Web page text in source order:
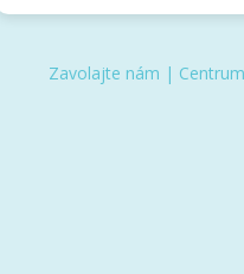
Zavolajte nám |